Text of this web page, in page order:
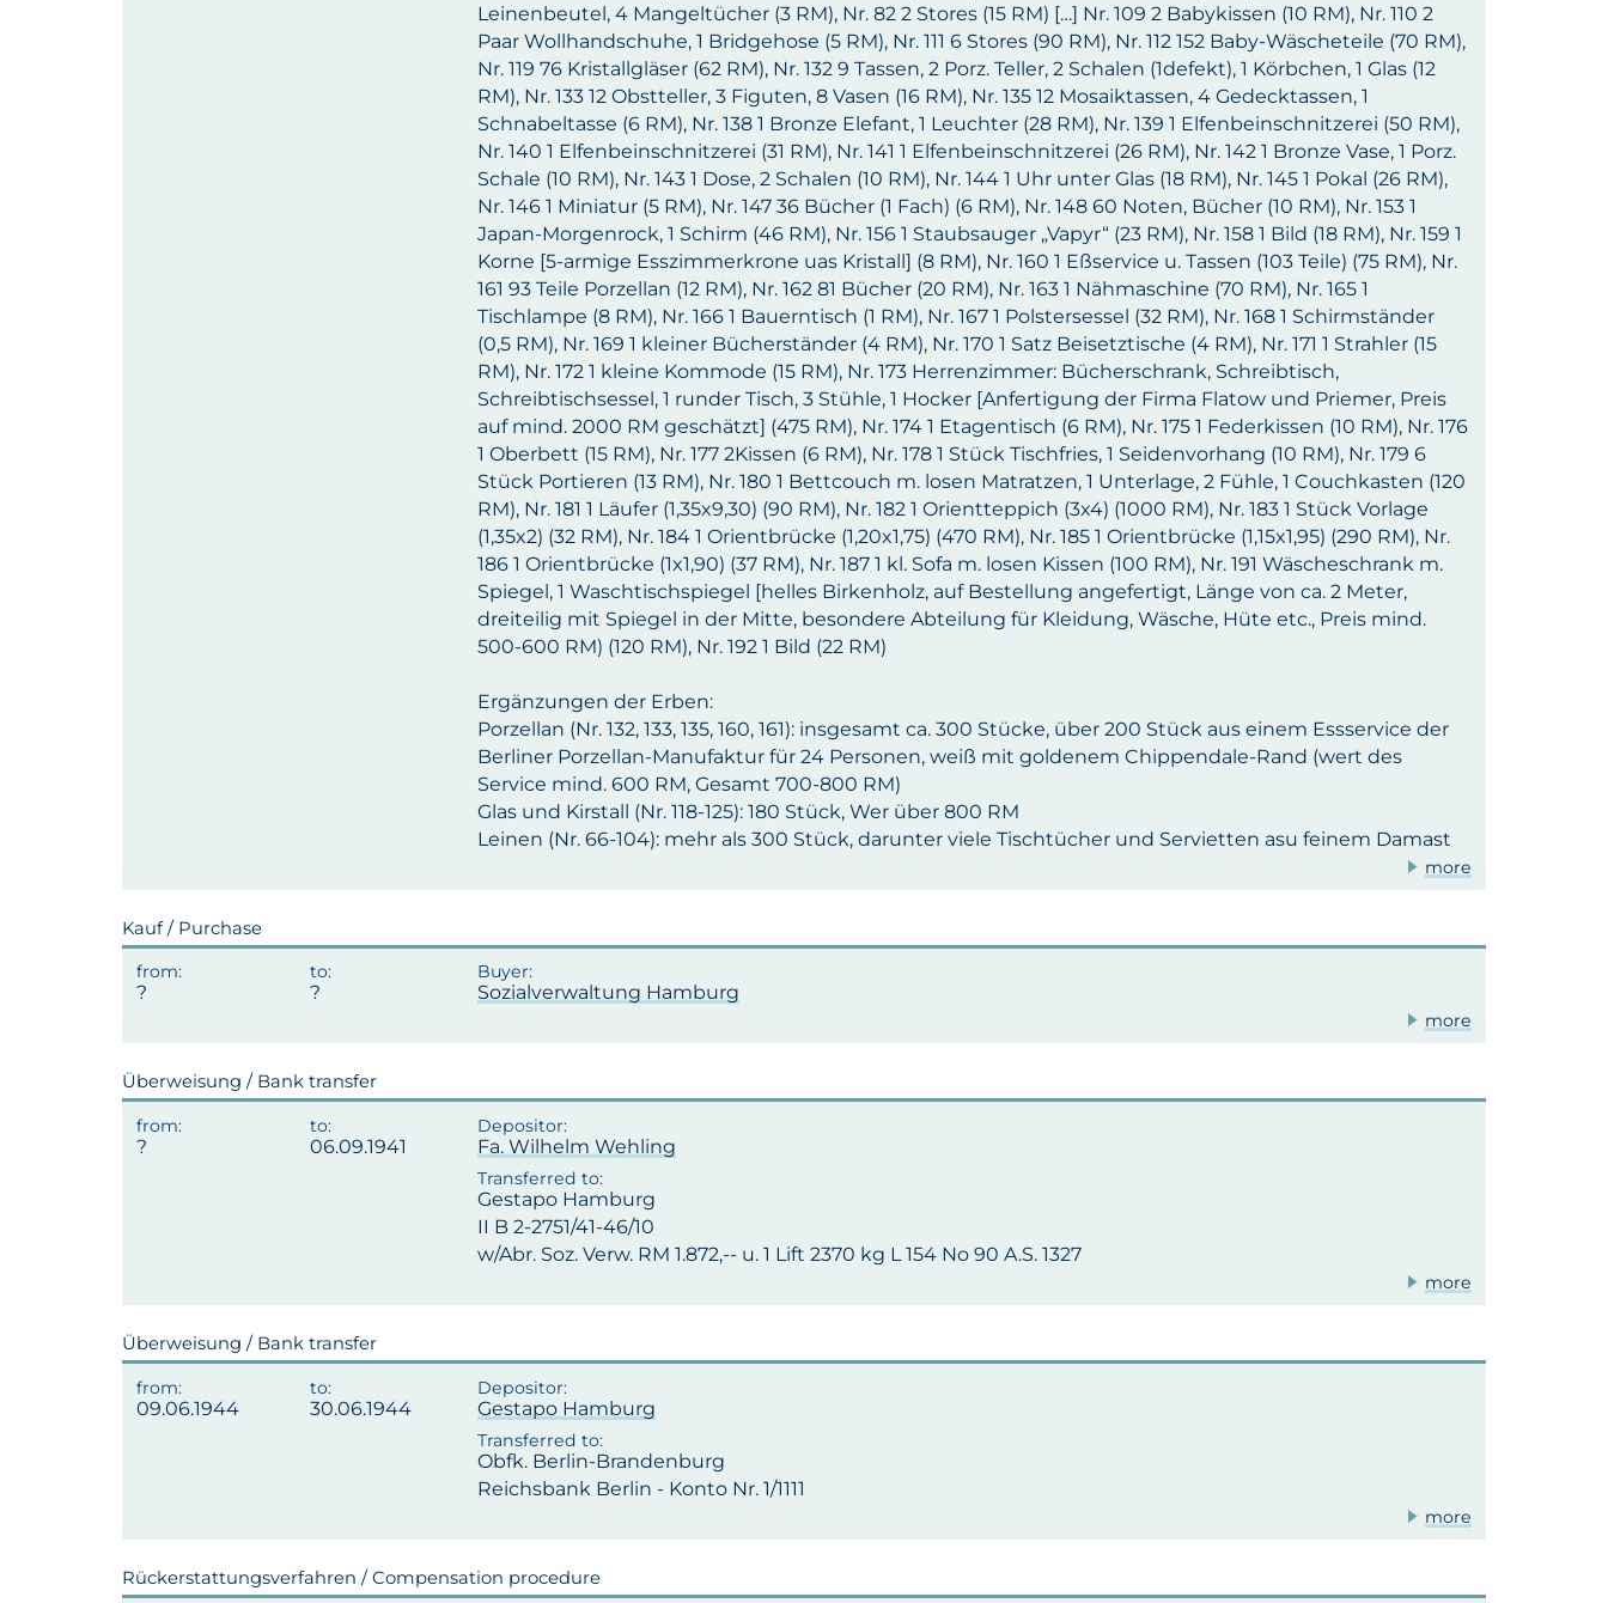
Leinenbeutel, 4 Mangeltücher (3 RM), Nr. 82 2 Stores (15 RM) […] Nr. 109 2 Babykissen (10 RM), Nr. 110 2
Paar Wollhandschuhe, 1 Bridgehose (5 RM), Nr. 111 6 Stores (90 RM), Nr. 112 152 Baby-Wäscheteile (70 RM),
Nr. 119 76 Kristallgläser (62 RM), Nr. 132 9 Tassen, 2 Porz. Teller, 2 Schalen (1defekt), 1 Körbchen, 1 Glas (12
RM), Nr. 133 12 Obstteller, 3 Figuten, 8 Vasen (16 RM), Nr. 135 12 Mosaiktassen, 4 Gedecktassen, 1
Schnabeltasse (6 RM), Nr. 138 1 Bronze Elefant, 1 Leuchter (28 RM), Nr. 139 1 Elfenbeinschnitzerei (50 RM),
Nr. 140 1 Elfenbeinschnitzerei (31 RM), Nr. 141 1 Elfenbeinschnitzerei (26 RM), Nr. 142 1 Bronze Vase, 1 Porz.
Schale (10 RM), Nr. 143 1 Dose, 2 Schalen (10 RM), Nr. 144 1 Uhr unter Glas (18 RM), Nr. 145 1 Pokal (26 RM),
Nr. 146 1 Miniatur (5 RM), Nr. 147 36 Bücher (1 Fach) (6 RM), Nr. 148 60 Noten, Bücher (10 RM), Nr. 153 1
Japan-Morgenrock, 1 Schirm (46 RM), Nr. 156 1 Staubsauger „Vapyr“ (23 RM), Nr. 158 1 Bild (18 RM), Nr. 159 1
Korne [5-armige Esszimmerkrone uas Kristall] (8 RM), Nr. 160 1 Eßservice u. Tassen (103 Teile) (75 RM), Nr.
161 93 Teile Porzellan (12 RM), Nr. 162 81 Bücher (20 RM), Nr. 163 1 Nähmaschine (70 RM), Nr. 165 1
Tischlampe (8 RM), Nr. 166 1 Bauerntisch (1 RM), Nr. 167 1 Polstersessel (32 RM), Nr. 168 1 Schirmständer
(0,5 RM), Nr. 169 1 kleiner Bücherständer (4 RM), Nr. 170 1 Satz Beisetztische (4 RM), Nr. 171 1 Strahler (15
RM), Nr. 172 1 kleine Kommode (15 RM), Nr. 173 Herrenzimmer: Bücherschrank, Schreibtisch,
Schreibtischsessel, 1 runder Tisch, 3 Stühle, 1 Hocker [Anfertigung der Firma Flatow und Priemer, Preis
auf mind. 2000 RM geschätzt] (475 RM), Nr. 174 1 Etagentisch (6 RM), Nr. 175 1 Federkissen (10 RM), Nr. 176
1 Oberbett (15 RM), Nr. 177 2Kissen (6 RM), Nr. 178 1 Stück Tischfries, 1 Seidenvorhang (10 RM), Nr. 179 6
Stück Portieren (13 RM), Nr. 180 1 Bettcouch m. losen Matratzen, 1 Unterlage, 2 Fühle, 1 Couchkasten (120
RM), Nr. 181 1 Läufer (1,35x9,30) (90 RM), Nr. 182 1 Orientteppich (3x4) (1000 RM), Nr. 183 1 Stück Vorlage
(1,35x2) (32 RM), Nr. 184 1 Orientbrücke (1,20x1,75) (470 RM), Nr. 185 1 Orientbrücke (1,15x1,95) (290 RM), Nr.
186 1 Orientbrücke (1x1,90) (37 RM), Nr. 187 1 kl. Sofa m. losen Kissen (100 RM), Nr. 191 Wäscheschrank m.
Spiegel, 1 Waschtischspiegel [helles Birkenholz, auf Bestellung angefertigt, Länge von ca. 2 Meter,
dreiteilig mit Spiegel in der Mitte, besondere Abteilung für Kleidung, Wäsche, Hüte etc., Preis mind.
500-600 RM) (120 RM), Nr. 192 1 Bild (22 RM)
Ergänzungen der Erben:
Porzellan (Nr. 132, 133, 135, 160, 161): insgesamt ca. 300 Stücke, über 200 Stück aus einem Essservice der
Berliner Porzellan-Manufaktur für 24 Personen, weiß mit goldenem Chippendale-Rand (wert des
Service mind. 600 RM, Gesamt 700-800 RM)
Glas und Kirstall (Nr. 118-125): 180 Stück, Wer über 800 RM
Leinen (Nr. 66-104): mehr als 300 Stück, darunter viele Tischtücher und Servietten asu feinem Damast
more
Kauf / Purchase
Sozialverwaltung Hamburg
more
Überweisung / Bank transfer
06.09.1941 Fa. Wilhelm Wehling
Gestapo Hamburg
II B 2-2751/41-46/10
w/Abr. Soz. Verw. RM 1.872,-- u. 1 Lift 2370 kg L 154 No 90 A.S. 1327
more
Überweisung / Bank transfer
09.06.1944 30.06.1944 Gestapo Hamburg
Obfk. Berlin-Brandenburg
Reichsbank Berlin - Konto Nr. 1/1111
more
Rückerstattungsverfahren / Compensation procedure